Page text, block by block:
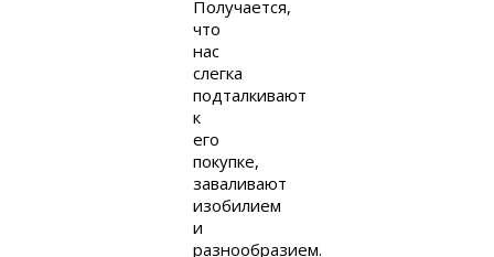
Получается,
что
нас
слегка
подталкивают
к
его
покупке,
заваливают
изобилием
и
разнообразием.